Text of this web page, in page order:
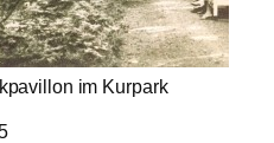
im Kurpark